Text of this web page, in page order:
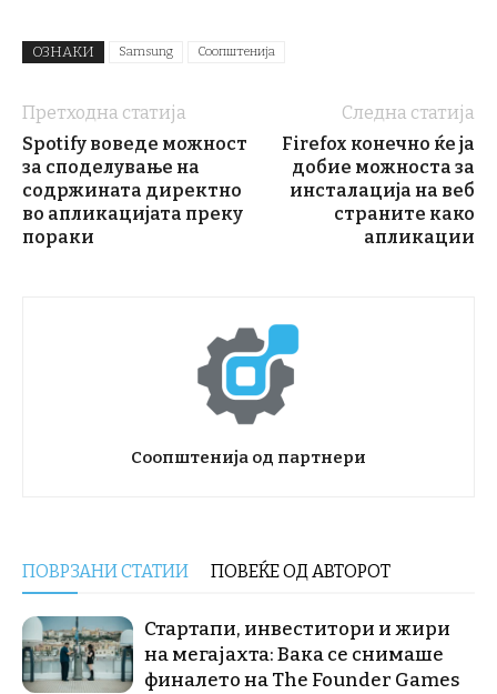
ОЗНАКИ Samsung Соопштенија
Претходна статија
Spotify воведе можност
за споделување на
содржината директно
во апликацијата преку
пораки
Следна статија
Firefox конечно ќе ја
добие можноста за
инсталација на веб
страните како
апликации
Соопштенија од партнери
ПОВРЗАНИ СТАТИИ ПОВЕЌЕ ОД АВТОРОТ
Стартапи, инвеститори и жири
на мегајахта: Вака се снимаше
финалето на The Founder Games